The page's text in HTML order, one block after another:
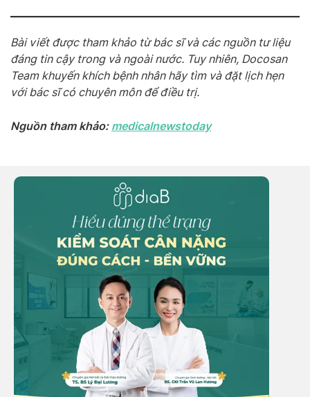
Bài viết được tham khảo từ bác sĩ và các nguồn tư liệu
đáng tin cậy trong và ngoài nước. Tuy nhiên, Docosan
Team khuyến khích bệnh nhân hãy tìm và đặt lịch hẹn
với bác sĩ có chuyên môn để điều trị.
Nguồn tham khảo: medicalnewstoday